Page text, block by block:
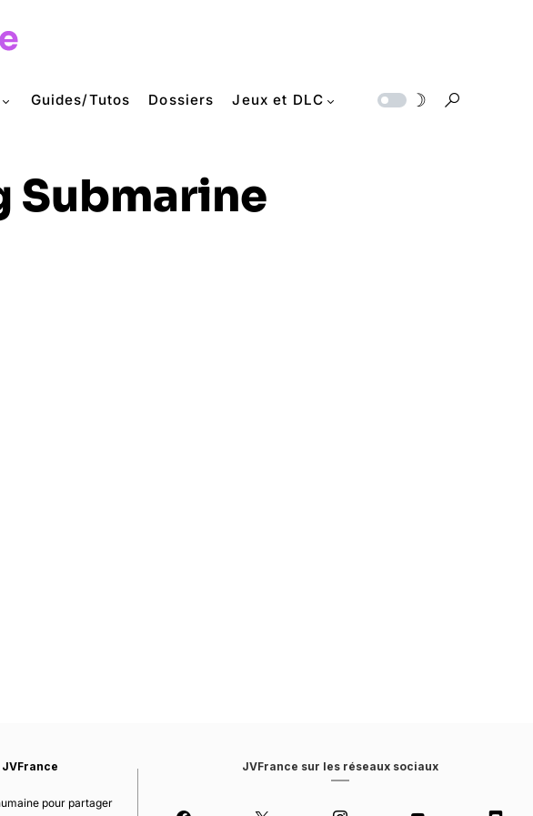
Guides/Tutos Dossiers Jeux et DLC
Submarine
pour partager
JVFrance sur les réseaux sociaux